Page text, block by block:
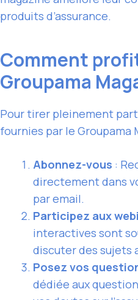
produits d’assurance.
Comment
Groupama
Pour tirer pleinement
fournies par le Groupama
Abonnez-vous :
directement dans
par email.
Participez aux
interactives sont
discuter des sujets
Posez vos
dédiée aux